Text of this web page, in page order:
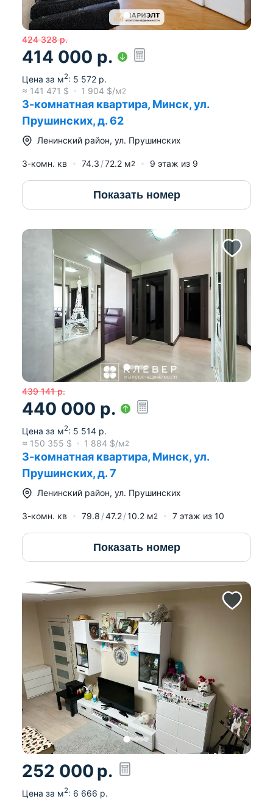
424 328 р.
414 000 р.
Цена за м2: 5 572 р.
≈ 141 471 $ 1 904 $/м2
3-комнатная квартира, Минск, ул.
Прушинских, д. 62
Ленинский район, ул. Прушинских
3-комн. кв 74.3 72.2 м2 9 этаж из 9
Показать номер
439 141 р.
440 000 р.
Цена за м2: 5 514 р.
≈ 150 355 $ 1 884 $/м2
3-комнатная квартира, Минск, ул.
Прушинских, д. 7
Ленинский район, ул. Прушинских
3-комн. кв 79.8 47.2 10.2 м2 7 этаж из 10
Показать номер
252 000 р.
Цена за м2: 6 666 р.